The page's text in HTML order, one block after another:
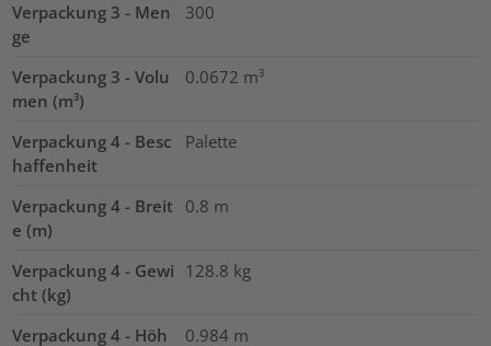
Verpackung 3 - Men
ge
300
Verpackung 3 - Volu
men (m³)
0.0672 m³
Verpackung 4 - Besc
haffenheit
Palette
Verpackung 4 - Breit
e (m)
0.8 m
Verpackung 4 - Gewi
cht (kg)
128.8 kg
Verpackung 4 - Höh 0.984 m